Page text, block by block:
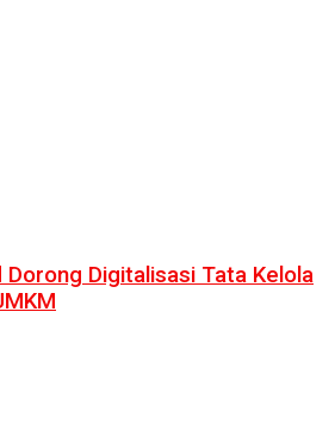
Dorong Digitalisasi Tata Kelola